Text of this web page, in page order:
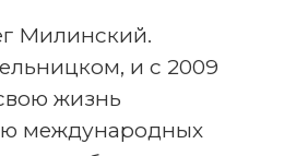
Милинский.
и с 2009
жизнь
международных